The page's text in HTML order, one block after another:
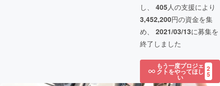
し、 405人の支援により
3,452,200円の資金を集
め、 2021/03/13に募集を
終了しました
もう一度プロジェ
クトをやってほし
い
2
5